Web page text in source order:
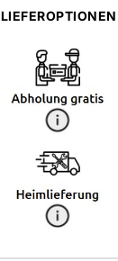
LIEFEROPTIONEN